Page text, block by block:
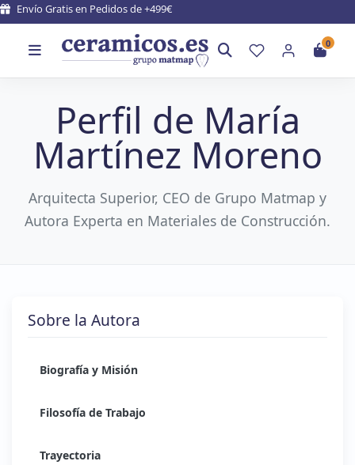
Envío Gratis en Pedidos de +499€
0
Perfil de María
Martínez Moreno
Arquitecta Superior, CEO de Grupo Matmap y
Autora Experta en Materiales de Construcción.
Sobre la Autora
Biografía y Misión
Filosofía de Trabajo
Trayectoria